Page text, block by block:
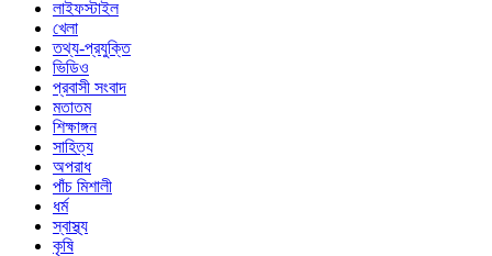
লাইফস্টাইল
খেলা
তথ্য-প্রযুক্তি
ভিডিও
প্রবাসী সংবাদ
মতাতম
শিক্ষাঙ্গন
সাহিত্য
অপরাধ
পাঁচ মিশালী
ধর্ম
স্বাস্থ্য
কৃষি